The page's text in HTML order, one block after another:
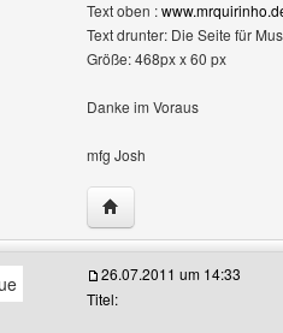
Text oben :
Text drunter: Die Seite für
Größe: 468px x 60 px
Danke im Voraus
mfg Josh
Website dieses
26.07.2011 um 14:33
Titel: